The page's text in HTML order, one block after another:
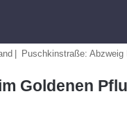
Puschkinstraße:
Goldenen